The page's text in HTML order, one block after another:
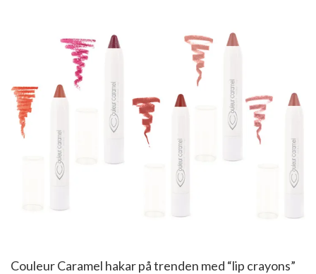
Couleur Caramel hakar på trenden med “lip crayons”